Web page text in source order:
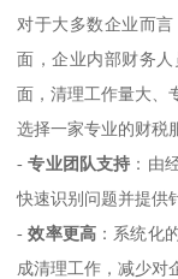
对于大多数企业而
面，企业内部财务
面，清理工作量大、
选择一家专业的财税
-专业团队支持 ：由
快速识别问题并提供
-效率更高 ：系统化
成清理工作，减少对